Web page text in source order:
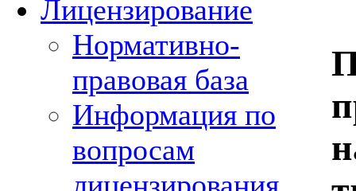
Лицензирование
Нормативно-
правовая база
Информация по
вопросам